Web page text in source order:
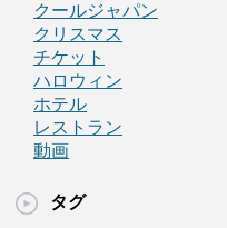
クールジャパン
クリスマス
チケット
ハロウィン
ホテル
レストラン
動画
タグ